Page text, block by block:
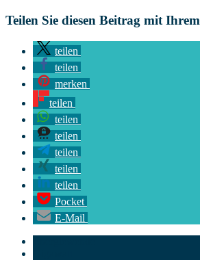
Teilen Sie diesen Beitrag mit
teilen
teilen
merken
teilen
teilen
teilen
teilen
teilen
teilen
Pocket
E-Mail